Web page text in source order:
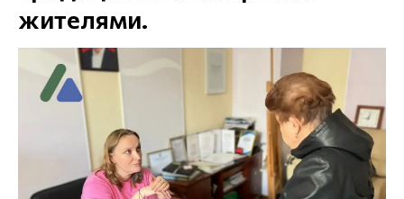
жителями.